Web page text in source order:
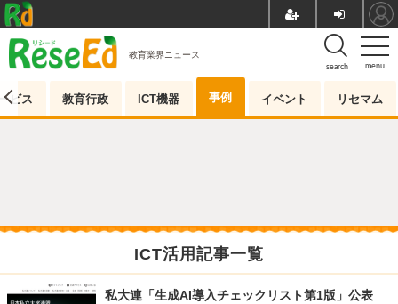
menu
search
教育業界ニュース
ビス 教育行政 ICT機器 事例 イベント リセマム
ICT活用記事一覧
私大連「生成AI導入チェックリスト第1版」公表